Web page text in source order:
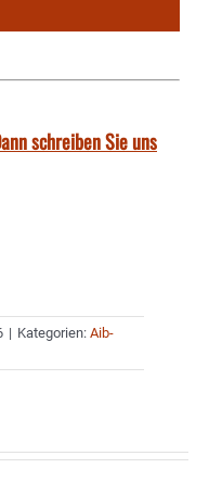
schreiben Sie uns
| Kategorien: Aib-